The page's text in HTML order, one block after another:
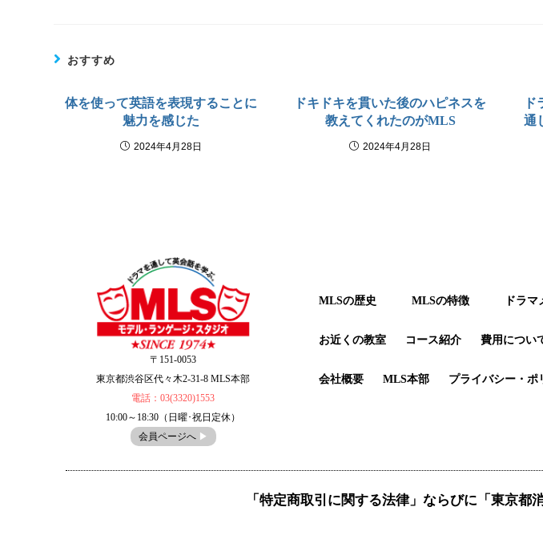
おすすめ
体を使って英語を表現することに
魅力を感じた
2024年4月28日
ドキドキを貫いた後のハピネスを
教えてくれたのがMLS
2024年4月28日
通
〒151-0053
東京都渋谷区代々木2-31-8 MLS本部
電話：03(3320)1553
10:00～18:30（日曜･祝日定休）
会員ページへ ▶︎
MLSの歴史 MLSの特徴 ドラ
お近くの教室 コース紹介 費用につい
会社概要 MLS本部 プライバシー・ポ
「特定商取引に関する法律」ならびに「東京